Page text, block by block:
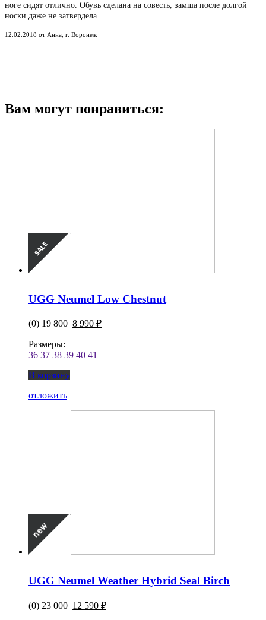
ноге сидят отлично. Обувь сделана на совесть, замша после долгой
носки даже не затвердела.
12.02.2018 от Анна, г. Воронеж
Вам могут понравиться:
UGG Neumel Low Chestnut
(0) 19 800 8 990 ₽
Размеры:
36 37 38 39 40 41
В корзину
отложить
UGG Neumel Weather Hybrid Seal Birch
(0) 23 000 12 590 ₽